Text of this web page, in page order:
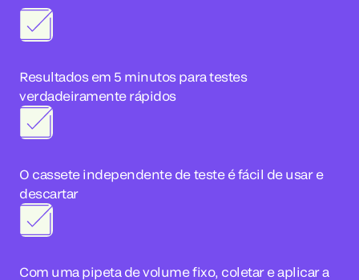
Resultados em 5 minutos para testes
verdadeiramente rápidos
O cassete independente de teste é fácil de usar e
descartar
Com uma pipeta de volume fixo, coletar e aplicar a